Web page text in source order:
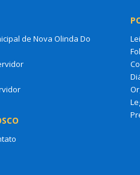
de Nova Olinda Do